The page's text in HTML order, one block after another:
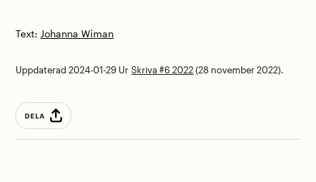
Text: Johanna Wiman
Uppdaterad 2024-01-29 UrSkriva #6 2022(28 november 2022).
DELA